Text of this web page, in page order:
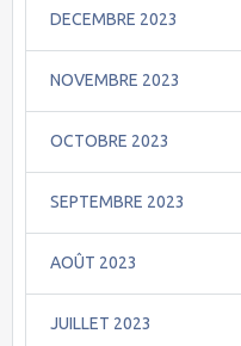
DECEMBRE 2023
NOVEMBRE 2023
OCTOBRE 2023
SEPTEMBRE 2023
AOÛT 2023
JUILLET 2023